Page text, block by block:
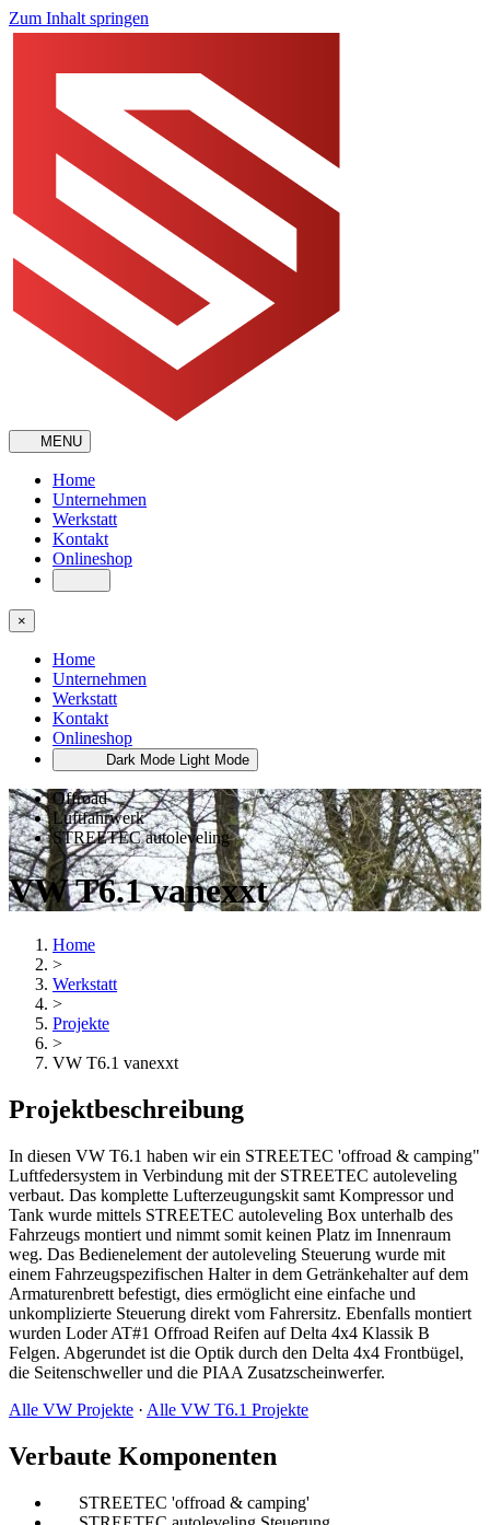
Zum Inhalt springen
MENU
Home
Unternehmen
Werkstatt
Kontakt
Onlineshop
×
Home
Unternehmen
Werkstatt
Kontakt
Onlineshop
Dark Mode Light Mode
Offroad
Luftfahrwerk
STREETEC autoleveling
VW T6.1 vanexxt
Home
>
Werkstatt
>
Projekte
>
VW T6.1 vanexxt
Projektbeschreibung
In diesen VW T6.1 haben wir ein STREETEC 'offroad & camping"
Luftfedersystem in Verbindung mit der STREETEC autoleveling
verbaut. Das komplette Lufterzeugungskit samt Kompressor und
Tank wurde mittels STREETEC autoleveling Box unterhalb des
Fahrzeugs montiert und nimmt somit keinen Platz im Innenraum
weg. Das Bedienelement der autoleveling Steuerung wurde mit
einem Fahrzeugspezifischen Halter in dem Getränkehalter auf dem
Armaturenbrett befestigt, dies ermöglicht eine einfache und
unkomplizierte Steuerung direkt vom Fahrersitz. Ebenfalls montiert
wurden Loder AT#1 Offroad Reifen auf Delta 4x4 Klassik B
Felgen. Abgerundet ist die Optik durch den Delta 4x4 Frontbügel,
die Seitenschweller und die PIAA Zusatzscheinwerfer.
Alle VW Projekte · Alle VW T6.1 Projekte
Verbaute Komponenten
STREETEC 'offroad & camping'